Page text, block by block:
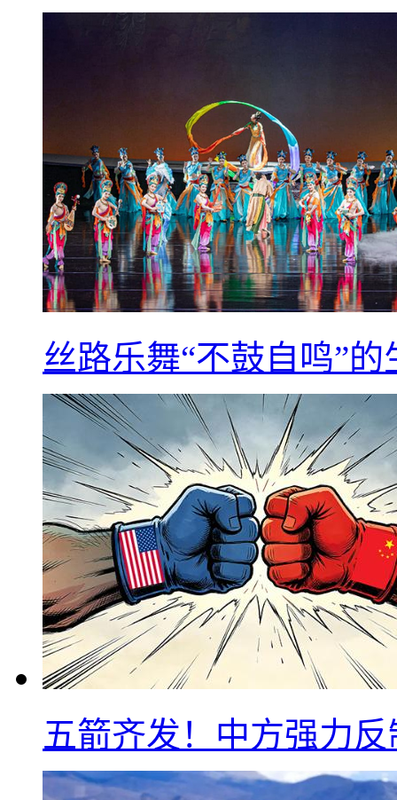
丝路乐舞“不鼓自鸣”
五箭齐发！中方强力